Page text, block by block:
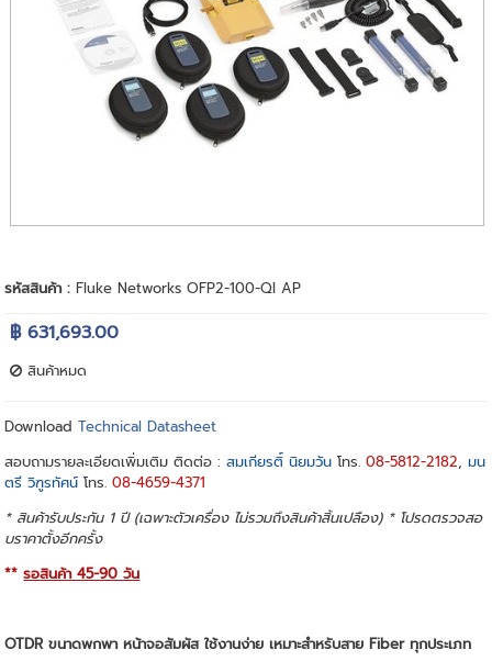
รหัสสินค้า :Fluke Networks OFP2-100-QI AP
฿ 631,693.00
สินค้าหมด
DownloadTechnical Datasheet
สอบถามรายละเอียดเพิ่มเติม ติดต่อ :สมเกียรติ์ นิยมวัน โทร.08-5812-2182,มน
ตรี วิฑูรทัศน์ โทร.08-4659-4371
* สินค้ารับประกัน 1 ปี (เฉพาะตัวเครื่อง ไม่รวมถึงสินค้าสิ้นเปลือง) * โปรดตรวจสอ
บราคาตั้งอีกครั้ง
**รอสินค้า 45-90 วัน
OTDR ขนาดพกพา หน้าจอสัมผัส ใช้งานง่าย เหมาะสำหรับสาย Fiber ทุกประเภท